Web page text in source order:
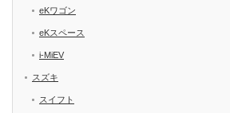
eKワゴン
eKスペース
i-MiEV
スズキ
スイフト